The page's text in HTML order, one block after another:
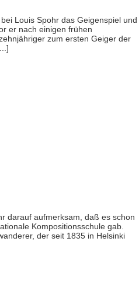
Louis Spohr das Geigenspiel und
er nach einigen frühen
zum ersten Geiger der
darauf aufmerksam, daß es schon
Kompositionsschule gab.
der seit 1835 in Helsinki